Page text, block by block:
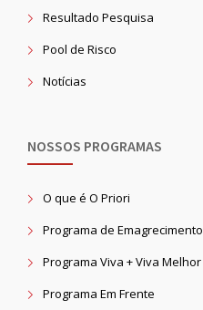
Resultado Pesquisa
Pool de Risco
Notícias
NOSSOS PROGRAMAS
O que é O Priori
Programa de Emagrecimento
Programa Viva + Viva Melhor
Programa Em Frente